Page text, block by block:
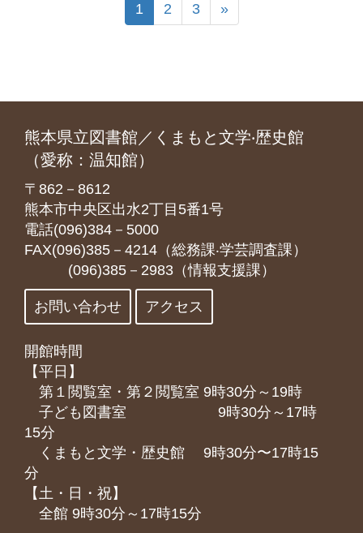
1 2 3 »
熊本県立図書館／くまもと文学‧歴史館
（愛称：温知館）
〒862－8612
熊本市中央区出水2丁目5番1号
電話(096)384－5000
FAX(096)385－4214（総務課‧学芸調査課）
(096)385－2983（情報支援課）
お問い合わせ アクセス
開館時間
【平日】
第１閲覧室・第２閲覧室 9時30分～19時
子ども図書室 9時30分～17時
15分
くまもと⽂学・歴史館 9時30分〜17時15
分
【土・日・祝】
全館 9時30分～17時15分